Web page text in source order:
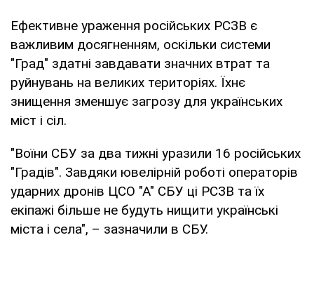
Ефективне ураження російських РСЗВ є
важливим досягненням, оскільки системи
"Град" здатні завдавати значних втрат та
руйнувань на великих територіях. Їхнє
знищення зменшує загрозу для українських
міст і сіл.
"Воїни СБУ за два тижні уразили 16 російських
"Градів". Завдяки ювелірній роботі операторів
ударних дронів ЦСО "А" СБУ ці РСЗВ та їх
екіпажі більше не будуть нищити українські
міста і села", – зазначили в СБУ.